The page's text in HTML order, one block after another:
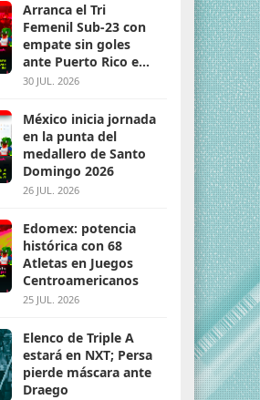
Arranca el Tri
Femenil Sub-23 con
empate sin goles
ante Puerto Rico en
Santo Domingo 2026
30 JUL. 2026
México inicia jornada
en la punta del
medallero de Santo
Domingo 2026
26 JUL. 2026
Edomex: potencia
histórica con 68
Atletas en Juegos
Centroamericanos
25 JUL. 2026
Elenco de Triple A
estará en NXT; Persa
pierde máscara ante
Draego